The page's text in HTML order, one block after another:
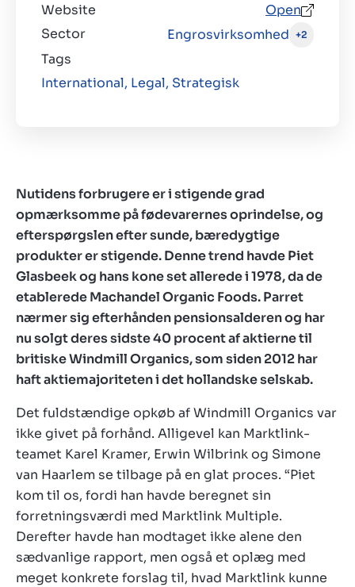
Website
Open
Sector
Engrosvirksomhed +2
Tags
International, Legal, Strategisk
Nutidens forbrugere er i stigende grad
opmærksomme på fødevarernes oprindelse, og
efterspørgslen efter sunde, bæredygtige
produkter er stigende. Denne trend havde Piet
Glasbeek og hans kone set allerede i 1978, da de
etablerede Machandel Organic Foods. Parret
nærmer sig efterhånden pensionsalderen og har
nu solgt deres sidste 40 procent af aktierne til
britiske Windmill Organics, som siden 2012 har
haft aktiemajoriteten i det hollandske selskab.
Det fuldstændige opkøb af Windmill Organics var
ikke givet på forhånd. Alligevel kan Marktlink-
teamet Karel Kramer, Erwin Wilbrink og Simone
van Haarlem se tilbage på en glat proces. “Piet
kom til os, fordi han havde beregnet sin
forretningsværdi med Marktlink Multiple.
Derefter havde han modtaget ikke alene den
sædvanlige rapport, men også et oplæg med
meget konkrete forslag til, hvad Marktlink kunne